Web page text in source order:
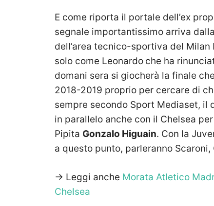
E come riporta il portale dell’ex
segnale importantissimo arriva
dell’area tecnico-sportiva del
solo come Leonardo che ha
domani sera si giocherà la finale
2018-2019 proprio per cercare di
sempre secondo Sport Mediaset, il
in parallelo anche con il Chelsea
Pipita Gonzalo Higuain. Con la
a questo punto, parleranno
-> Leggi anche Morata Atletico
Chelsea